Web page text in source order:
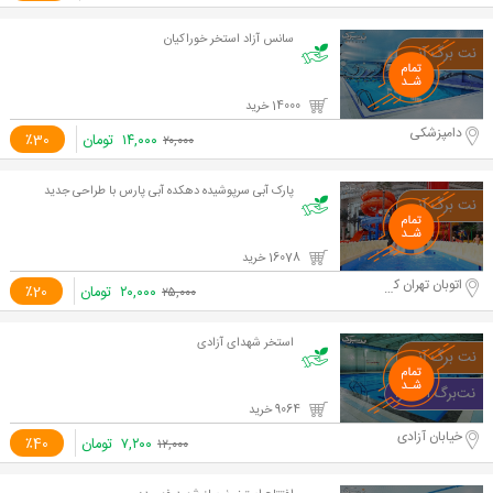
سانس آزاد استخر خوراکیان
٪30 دامپزشکی ۲۰,۰۰۰ ۱۴,۰۰۰ تومان
پارک آبی سرپوشیده دهکده آبی پارس با طراحی جدید
٪20 اتوبان تهران کرج ۲۵,۰۰۰ ۲۰,۰۰۰ تومان
استخر شهدای آزادی
٪40 خیابان آزادی ۱۲,۰۰۰ ۷,۲۰۰ تومان